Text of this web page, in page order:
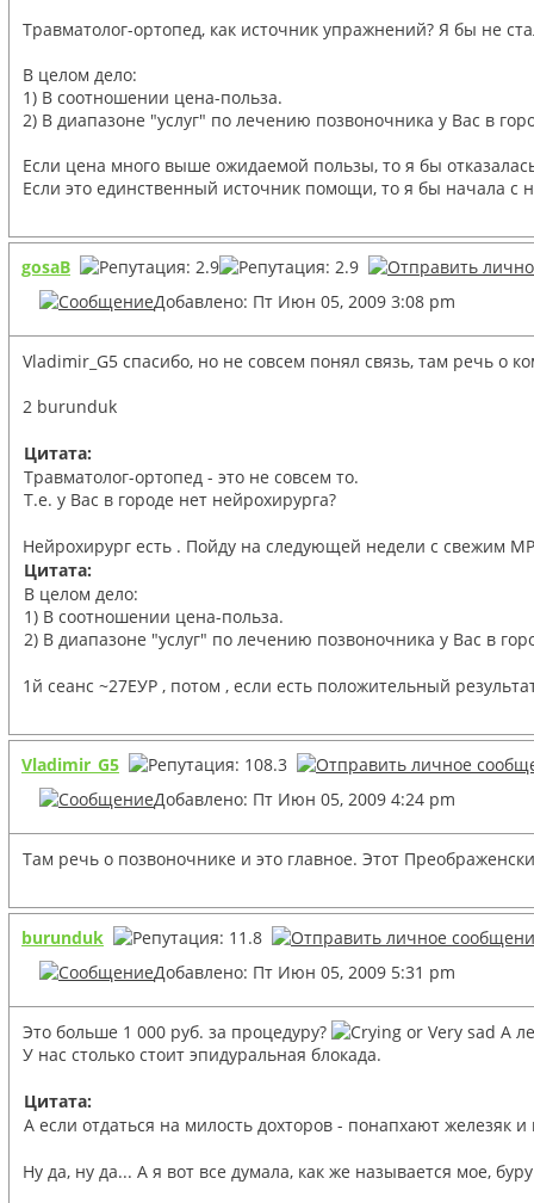
Травматолог-ортопед, как источник упражнений? Я бы не
В целом дело:
1) В соотношении цена-польза.
2) В диапазоне "услуг" по лечению позвоночника у Вас в
Если цена много выше ожидаемой пользы, то я бы
Если это единственный источник помощи, то я бы начала с
gosaB
Добавлено: Пт Июн 05, 2009 3:08 pm
Vladimir_G5 спасибо, но не совсем понял связь, там речь о
2 burunduk
Цитата:
Травматолог-ортопед - это не совсем то.
Т.е. у Вас в городе нет нейрохирурга?
Нейрохирург есть . Пойду на следующей недели с свежим
Цитата:
В целом дело:
1) В соотношении цена-польза.
2) В диапазоне "услуг" по лечению позвоночника у Вас в
1й сеанс ~27ЕУР , потом , если есть положительный
Vladimir_G5
Добавлено: Пт Июн 05, 2009 4:24 pm
Там речь о позвоночнике и это главное. Этот
burunduk
Добавлено: Пт Июн 05, 2009 5:31 pm
Это больше 1 000 руб. за процедуру?
А
У нас столько стоит эпидуральная блокада.
Цитата:
А если отдаться на милость дохторов - понапхают железяк
Ну да, ну да... А я вот все думала, как же называется мое,